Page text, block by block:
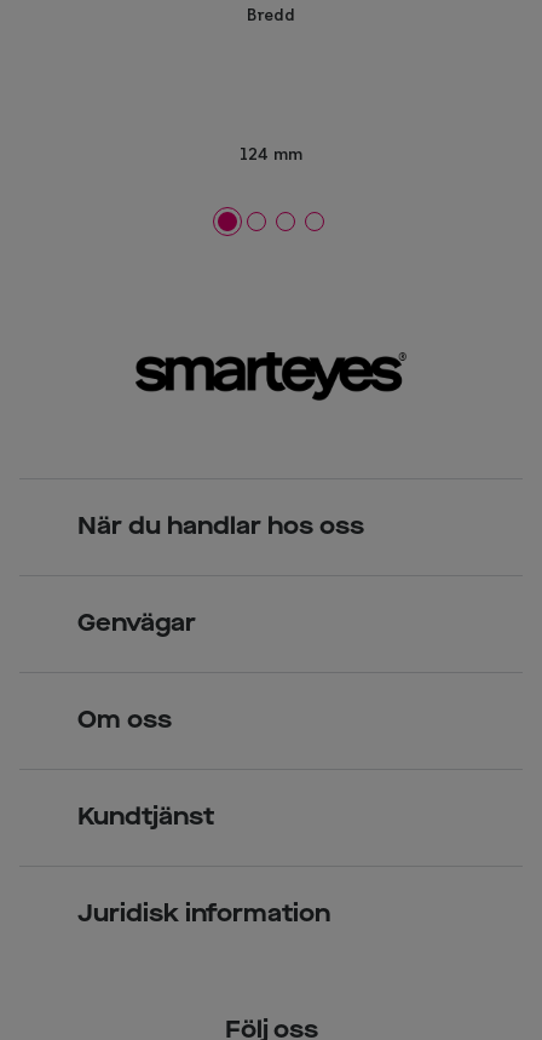
Bredd
124 mm
När du handlar hos oss
Över 70 butiker
Genvägar
Kontaktlinser
Om oss
Kundtjänst
Juridisk information
Följ oss